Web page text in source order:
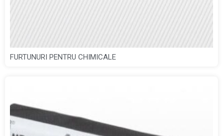
FURTUNURI PENTRU CHIMICALE